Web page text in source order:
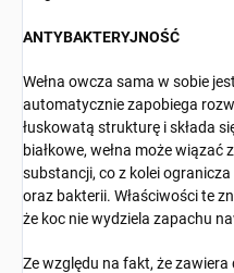
ANTYBAKTERYJNOŚĆ
Wełna owcza sama w sobie
automatycznie zapobiega
łuskowatą strukturę i składa
białkowe, wełna może wiązać
substancji, co z kolei
oraz bakterii. Właściwości te
że koc nie wydziela zapachu
Ze względu na fakt, że zawiera